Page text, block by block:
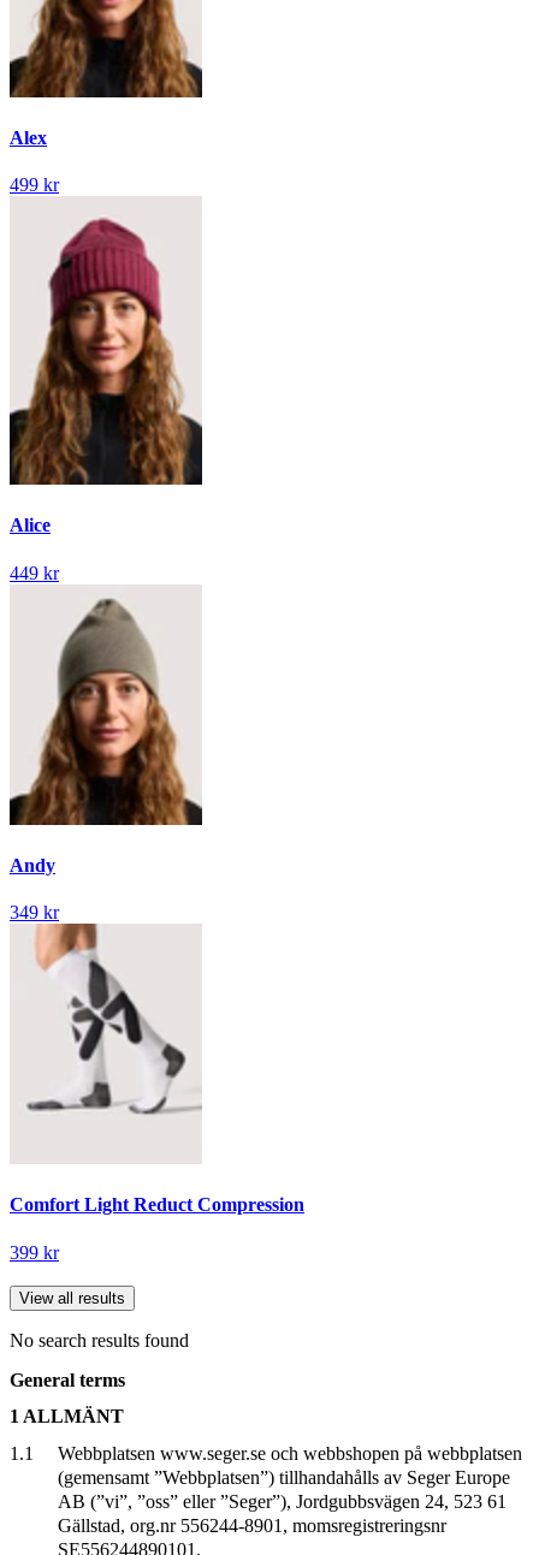
Alex
499 kr
Alice
449 kr
Andy
349 kr
Comfort Light Reduct Compression
399 kr
View all results
No search results found
General terms
1 ALLMÄNT
1.1
Webbplatsen www.seger.se och webbshopen på webbplatsen
(gemensamt ”Webbplatsen”) tillhandahålls av Seger Europe
AB (”vi”, ”oss” eller ”Seger”), Jordgubbsvägen 24, 523 61
Gällstad, org.nr 556244-8901, momsregistreringsnr
SE556244890101.